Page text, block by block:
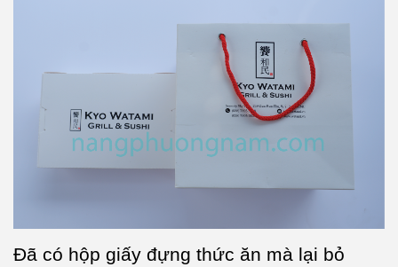
Đã có hộp giấy đựng thức ăn mà lại bỏ